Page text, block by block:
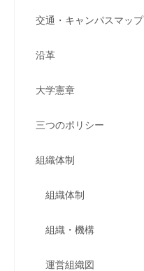
交通・キャンパスマップ
沿革
大学憲章
三つのポリシー
組織体制
組織体制
組織・機構
運営組織図